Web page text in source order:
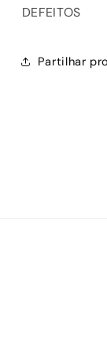
DEFEITOS
Partilhar